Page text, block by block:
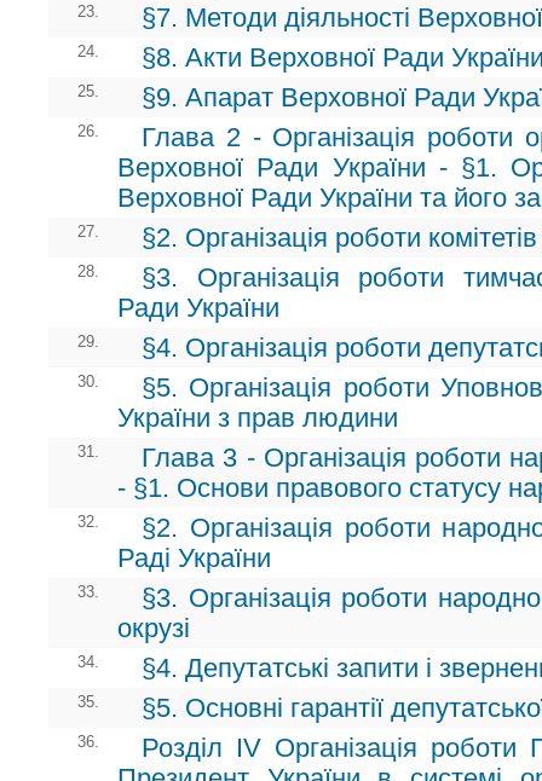
23. §7. Методи діяльності
24. §8. Акти Верховної Ради
25. §9. Апарат Верховної Ради
26.
Глава 2 - Організація роботи
Верховної Ради України - §1.
Верховної Ради України та його
27. §2. Організація роботи
28.
§3. Організація роботи
Ради України
29. §4. Організація роботи
30.
§5. Організація роботи
України з прав людини
31.
Глава 3 - Організація роботи
- §1. Основи правового статусу
32.
§2. Організація роботи
Раді України
33.
§3. Організація роботи
окрузі
34. §4. Депутатські запити і
35. §5. Основні гарантії
36.
Розділ ІV Організація